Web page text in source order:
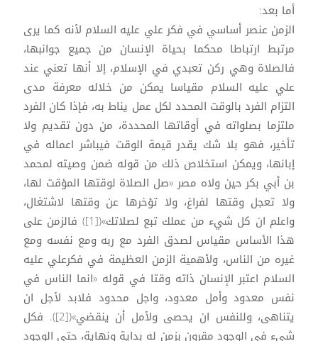
أما بعد:
الزمن عنصر أساسي في فكر علي عليه السلام لأنه كما يرى
مرتبط ارتباطا محكما بحياة الإنسان من جميع جوانبها،
فالصلاة وهي ركن تعبدي في الإسلام، إلا أنها تعني عند
علي عليه السلام مقياسا يمكن من خلاله معرفة مدى
التزام الفرد بالوقت المحدد لكل عمل يناط به، فإذا كان الفرد
ملتزما بصلواته في أوقاتها المحددة، من دون تقديم ولا
تأخير، فهو بلا شك يقدر قيمة الوقت فيباشر اعماله في
إبانها، ويمكن استخلاص ذلك من قوله ضمن وصيته لمحمد
بن أبي بكر حين ولاه مصر «صل الصلاة لوقتها المؤقت لها،
ولا تعجل وقتها لفراغ، ولا تؤخرها عن وقتها لاشتغال،
واعلم ان كل شيء من عملك تبع لصلاتك»([1]) فالزمن على
هذا الأساس مقياس لصدق الفرد مع ربه ومع نفسه ومع
غيره من الناس، ولأهمية الزمن العظيمة في فكرعلي عليه
السلام اعتبر الإنسان ذاته وقتا في قوله «انما الناس في
نفس معدود وأمل معدود، واجل محدود فلابد لأجل ان
يتناهى، وللنفس ان يحصى ولأمل أن ينقضي»([2]). فكل
شيء في الوجود مقرون بزمن له بداية ونهاية، حتى الوجود